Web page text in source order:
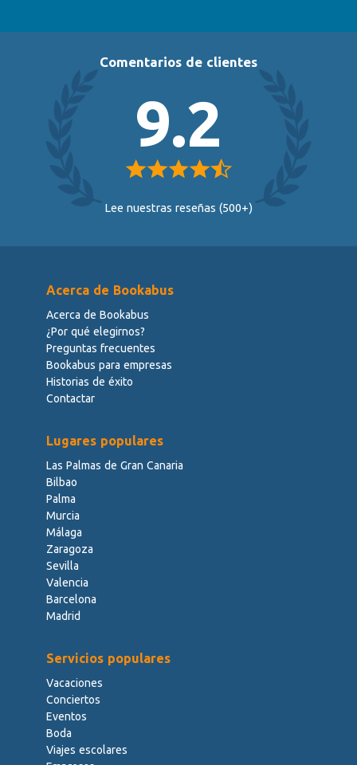
Comentarios de clientes
9.2
Lee nuestras reseñas (500+)
Acerca de Bookabus
Acerca de Bookabus
¿Por qué elegirnos?
Preguntas frecuentes
Bookabus para empresas
Historias de éxito
Contactar
Lugares populares
Las Palmas de Gran Canaria
Bilbao
Palma
Murcia
Málaga
Zaragoza
Sevilla
Valencia
Barcelona
Madrid
Servicios populares
Vacaciones
Conciertos
Eventos
Boda
Viajes escolares